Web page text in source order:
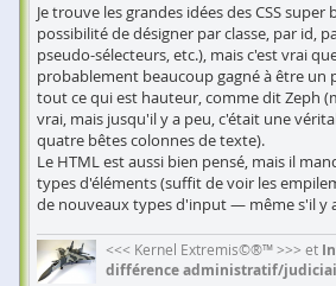
Je trouve les grandes idées des CSS super
possibilité de désigner par classe, par id,
pseudo-sélecteurs, etc.), mais c'est vrai
probablement beaucoup gagné à être un
tout ce qui est hauteur, comme dit Zeph
vrai, mais jusqu'il y a peu, c'était une
quatre bêtes colonnes de texte).
Le HTML est aussi bien pensé, mais il
types d'éléments (suffit de voir les
de nouveaux types d'input — même s'il y
<<< Kernel Extremis©®™ >>> et
différence administratif/